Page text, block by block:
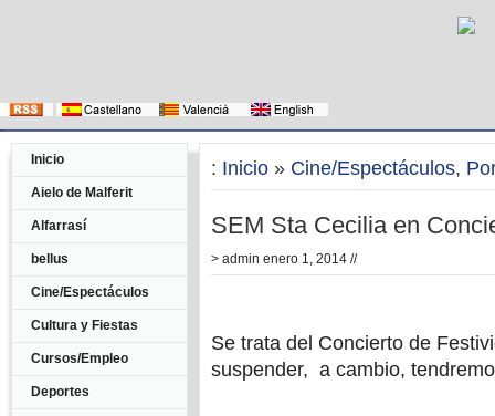
Inicio
Aielo de Malferit
Alfarrasí
bellus
Cine/Espectáculos
Cultura y Fiestas
Cursos/Empleo
Deportes
: Inicio » Cine/Espectáculos,
SEM Sta Cecilia en
> admin enero 1, 2014 //
Se trata del Concierto de
suspender, a cambio,